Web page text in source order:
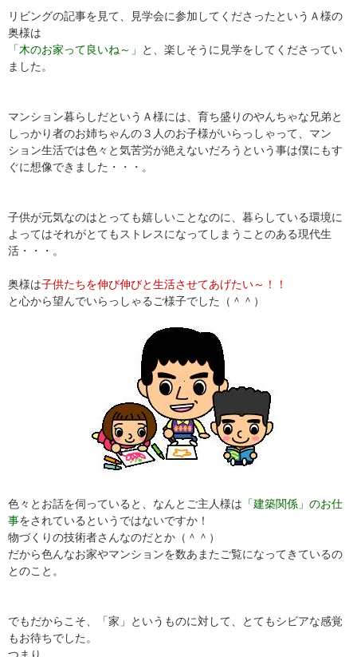
リビングの記事を見て、見学会に参加してくださったというＡ様の
奥様は
「木のお家って良いね～」
と、楽しそうに見学をしてくださってい
ました。
マンション暮らしだというＡ様には、育ち盛りのやんちゃな兄弟と
しっかり者のお姉ちゃんの３人のお子様がいらっしゃって、マン
ション生活では色々と気苦労が絶えないだろうという事は僕にもす
ぐに想像できました・・・。
子供が元気なのはとっても嬉しいことなのに、暮らしている環境に
よってはそれがとてもストレスになってしまうことのある現代生
活・・・。
奥様は子供たちを伸び伸びと生活させてあげたい～！！
と心から望んでいらっしゃるご様子でした（＾＾）
色々とお話を伺っていると、なんとご主人様は 「建築関係」のお仕
事をされているというではないですか！
物づくりの技術者さんなのだとか（＾＾）
だから色んなお家やマンションを数あまたご覧になってきているの
とのこと。
でもだからこそ、「家」というものに対して、とてもシビアな感覚
もお待ちでした。